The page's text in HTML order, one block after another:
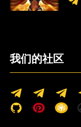
我们的社区